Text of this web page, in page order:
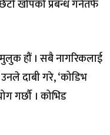
खोपको प्रबन्ध गर्नेतर्फ
मुलुक हौं । सबै नागरिकलाई
दाबी गरे, ‘कोडिभ
गर्छौ । कोभिड